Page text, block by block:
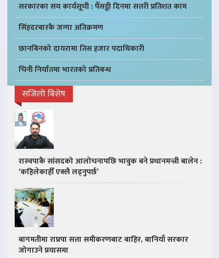
सरकारका सय कार्यसूची : पैँसठ्ठी दिनमा सत्तरी प्रतिशत काम
सिंहदरबारकै जग्गा अतिक्रमण
छानबिनको दायरामा तिस हजार पदाधिकारी
चिनी निर्यातमा भारतको प्रतिबन्ध
सजिलो बिशेष
रास्वपाकै सांसदको आलोचनापछि भावुक बने प्रधानमन्त्री बालेन :
‘कहिलेकाहीँ एक्लै लड्नुपर्छ’
बागमतीमा राप्रपा सत्ता समीकरणबाट बाहिर, बानियाँ सरकार
जोगाउने प्रयासमा